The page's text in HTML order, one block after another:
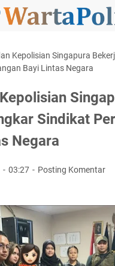
Kepolisian Singapura
Bayi Lintas Negara
Sindikat
Negara
03:27 Posting Komentar